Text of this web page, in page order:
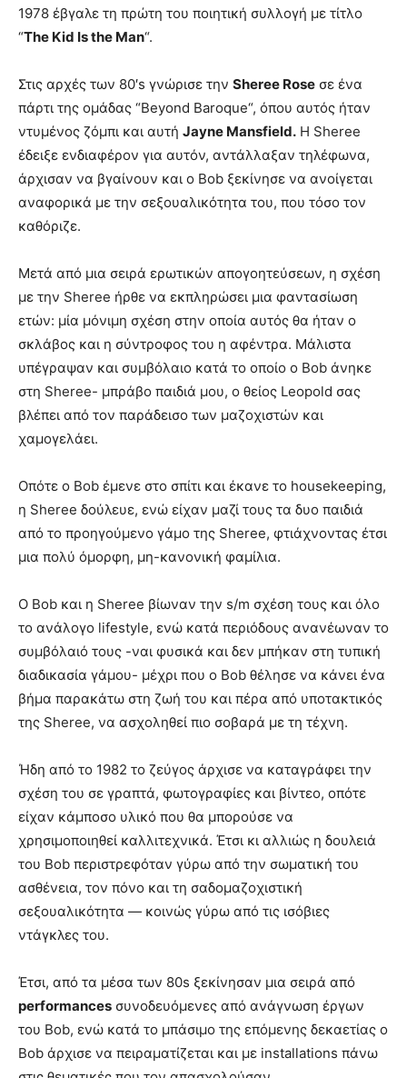
1978 έβγαλε τη πρώτη του ποιητική συλλογή με τίτλο
“The Kid Is the Man“.
Στις αρχές των 80′s γνώρισε την Sheree Rose σε ένα
πάρτι της ομάδας “Beyond Baroque“, όπου αυτός ήταν
ντυμένος ζόμπι και αυτή Jayne Mansfield. Η Sheree
έδειξε ενδιαφέρον για αυτόν, αντάλλαξαν τηλέφωνα,
άρχισαν να βγαίνουν και ο Bob ξεκίνησε να ανοίγεται
αναφορικά με την σεξουαλικότητα του, που τόσο τον
καθόριζε.
Μετά από μια σειρά ερωτικών απογοητεύσεων, η σχέση
με την Sheree ήρθε να εκπληρώσει μια φαντασίωση
ετών: μία μόνιμη σχέση στην οποία αυτός θα ήταν ο
σκλάβος και η σύντροφος του η αφέντρα. Μάλιστα
υπέγραψαν και συμβόλαιο κατά το οποίο ο Bob άνηκε
στη Sheree- μπράβο παιδιά μου, ο θείος Leopold σας
βλέπει από τον παράδεισο των μαζοχιστών και
χαμογελάει.
Οπότε ο Bob έμενε στο σπίτι και έκανε το housekeeping,
η Sheree δούλευε, ενώ είχαν μαζί τους τα δυο παιδιά
από το προηγούμενο γάμο της Sheree, φτιάχνοντας έτσι
μια πολύ όμορφη, μη-κανονική φαμίλια.
Ο Bob και η Sheree βίωναν την s/m σχέση τους και όλο
το ανάλογο lifestyle, ενώ κατά περιόδους ανανέωναν το
συμβόλαιό τους -ναι φυσικά και δεν μπήκαν στη τυπική
διαδικασία γάμου- μέχρι που ο Bob θέλησε να κάνει ένα
βήμα παρακάτω στη ζωή του και πέρα από υποτακτικός
της Sheree, να ασχοληθεί πιο σοβαρά με τη τέχνη.
Ήδη από το 1982 το ζεύγος άρχισε να καταγράφει την
σχέση του σε γραπτά, φωτογραφίες και βίντεο, οπότε
είχαν κάμποσο υλικό που θα μπορούσε να
χρησιμοποιηθεί καλλιτεχνικά. Έτσι κι αλλιώς η δουλειά
του Bob περιστρεφόταν γύρω από την σωματική του
ασθένεια, τον πόνο και τη σαδομαζοχιστική
σεξουαλικότητα — κοινώς γύρω από τις ισόβιες
ντάγκλες του.
Έτσι, από τα μέσα των 80s ξεκίνησαν μια σειρά από
performances συνοδευόμενες από ανάγνωση έργων
του Bob, ενώ κατά το μπάσιμο της επόμενης δεκαετίας ο
Bob άρχισε να πειραματίζεται και με installations πάνω